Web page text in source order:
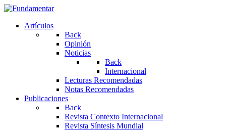
Artículos
Back
Opinión
Noticias
Back
Internacional
Lecturas Recomendadas
Notas Recomendadas
Publicaciones
Back
Revista Contexto Internacional
Revista Síntesis Mundial